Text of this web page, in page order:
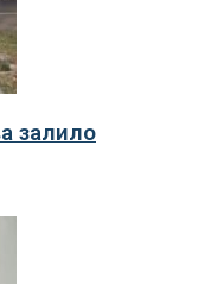
залило